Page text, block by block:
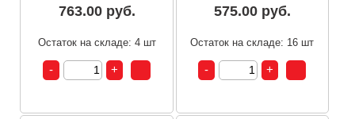
763.00 руб.
Остаток на складе: 4 шт
575.00 руб.
Остаток на складе: 16 шт